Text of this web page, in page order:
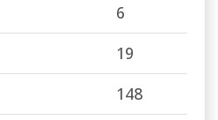
6
19
148